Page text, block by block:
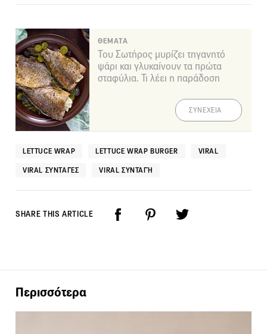
ΘΕΜΑΤΑ
Του Σωτήρος μυρίζει τηγανητό
ψάρι και γλυκαίνουν τα πρώτα
σταφύλια. Τι λέει η παράδοση
ΣΥΝΕΧΕΙΑ
LETTUCE WRAP LETTUCE WRAP BURGER VIRAL
VIRAL ΣΥΝΤΑΓΈΣ VIRAL ΣΥΝΤΑΓΉ
SHARE THIS ARTICLE
Περισσότερα